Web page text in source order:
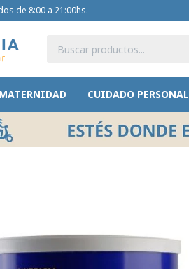
CUIDADO PERSONAL
de 8:00 a 21:00hs.